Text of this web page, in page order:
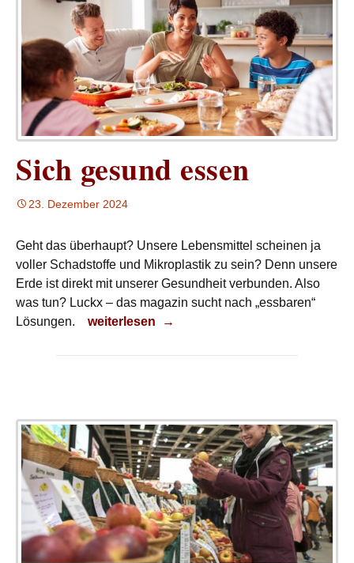
Sich gesund essen
23. Dezember 2024
Geht das überhaupt? Unsere Lebensmittel scheinen ja
voller Schadstoffe und Mikroplastik zu sein? Denn unsere
Erde ist direkt mit unserer Gesundheit verbunden. Also
was tun? Luckx – das magazin sucht nach „essbaren“
Lösungen.
Sich gesund essen
weiterlesen →